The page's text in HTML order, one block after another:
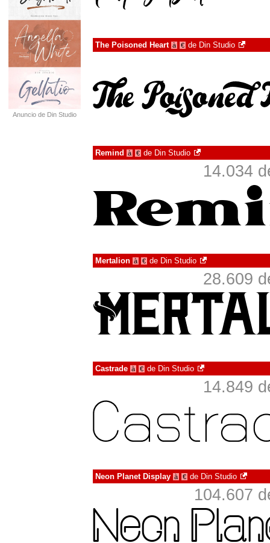
Anuncio de Din Studio
The Poisoned Heart à € de Din Studio
Remind à € de Din Studio
14.034
Mertalion à € de Din Studio
28.609
Castrade à € de Din Studio
14.849
Neon Planet Display à € de Din Studio
104.607